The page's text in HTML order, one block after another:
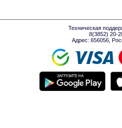
Техническая
8(3852) 20-
Адрес: 656056,